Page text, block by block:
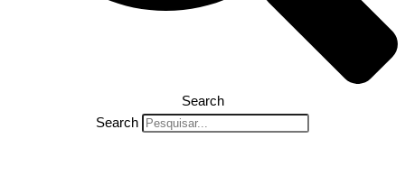
Search
Search